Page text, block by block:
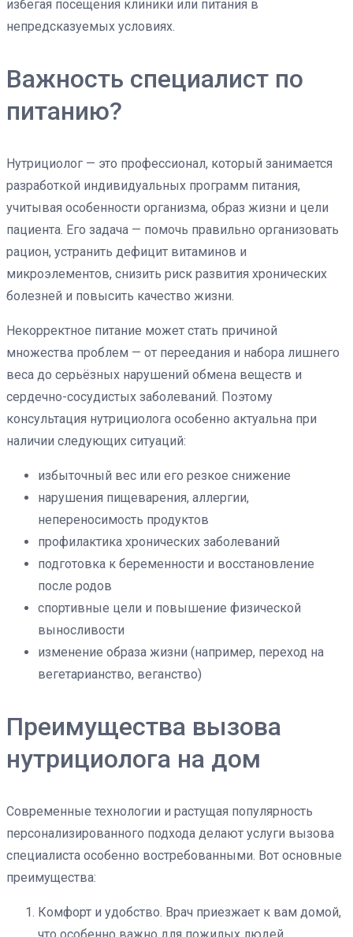
избегая посещения клиники или питания в
непредсказуемых условиях.
Важность специалист по
питанию?
Нутрициолог — это профессионал, который занимается
разработкой индивидуальных программ питания,
учитывая особенности организма, образ жизни и цели
пациента. Его задача — помочь правильно организовать
рацион, устранить дефицит витаминов и
микроэлементов, снизить риск развития хронических
болезней и повысить качество жизни.
Некорректное питание может стать причиной
множества проблем — от переедания и набора лишнего
веса до серьёзных нарушений обмена веществ и
сердечно-сосудистых заболеваний. Поэтому
консультация нутрициолога особенно актуальна при
наличии следующих ситуаций:
избыточный вес или его резкое снижение
нарушения пищеварения, аллергии,
непереносимость продуктов
профилактика хронических заболеваний
подготовка к беременности и восстановление
после родов
спортивные цели и повышение физической
выносливости
изменение образа жизни (например, переход на
вегетарианство, веганство)
Преимущества вызова
нутрициолога на дом
Современные технологии и растущая популярность
персонализированного подхода делают услуги вызова
специалиста особенно востребованными. Вот основные
преимущества:
Комфорт и удобство. Врач приезжает к вам домой,
что особенно важно для пожилых людей,